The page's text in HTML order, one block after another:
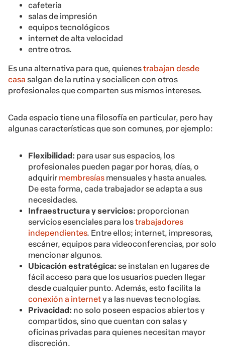
cafetería
salas de impresión
equipos tecnológicos
internet de alta velocidad
entre otros.
Es una alternativa para que, quienestrabajan desde
casa salgan de la rutina y socialicen con otros
profesionales que comparten sus mismos intereses.
Cada espacio tiene una filosofía en particular, pero hay
algunas características que son comunes, por ejemplo:
Flexibilidad: para usar sus espacios, los
profesionales pueden pagar por horas, días, o
adquirir membresías mensuales y hasta anuales.
De esta forma, cada trabajador se adapta a sus
necesidades.
Infraestructura y servicios: proporcionan
servicios esenciales para lostrabajadores
independientes. Entre ellos; internet, impresoras,
escáner, equipos para videoconferencias, por solo
mencionar algunos.
Ubicación estratégica: se instalan en lugares de
fácil acceso para que los usuarios pueden llegar
desde cualquier punto. Además, esto facilita la
conexión a internety a las nuevas tecnologías.
Privacidad: no solo poseen espacios abiertos y
compartidos, sino que cuentan con salas y
oficinas privadas para quienes necesitan mayor
discreción.